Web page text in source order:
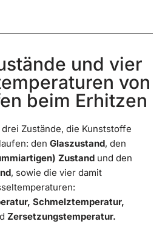
und vier
von
beim Erhitzen
Zustände, die Kunststoffe
den Glaszustand, den
Zustand und den
, sowie die vier damit
Schmelztemperatur,
Zersetzungstemperatur.